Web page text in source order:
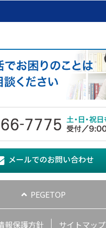
メールでのお問い合わせ
PEGETOP
報保護方針 サイトマップ